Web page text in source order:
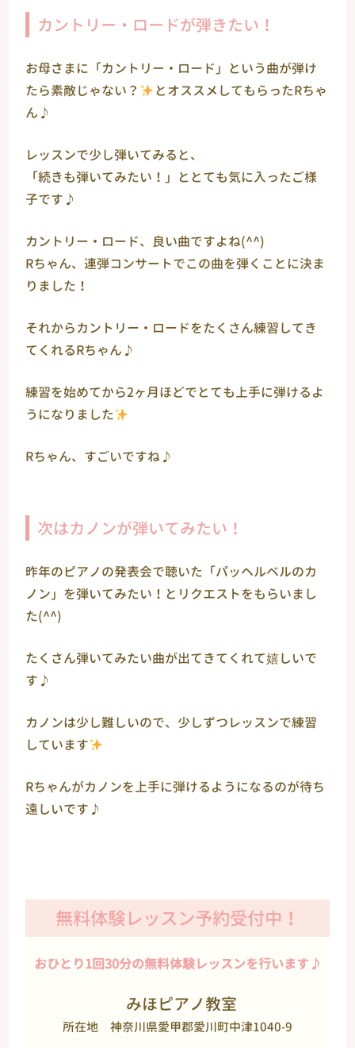
カントリー・ロードが弾きたい！
お母さまに「カントリー・ロード」という曲が弾け
たら素敵じゃない？
とオススメしてもらったRちゃ
ん♪
レッスンで少し弾いてみると、
「続きも弾いてみたい！」ととても気に入ったご様
子です♪
カントリー・ロード、良い曲ですよね(^^)
Rちゃん、連弾コンサートでこの曲を弾くことに決ま
りました！
それからカントリー・ロードをたくさん練習してき
てくれるRちゃん♪
練習を始めてから2ヶ月ほどでとても上手に弾けるよ
うになりました
Rちゃん、すごいですね♪
次はカノンが弾いてみたい！
昨年のピアノの発表会で聴いた「パッヘルベルのカ
ノン」を弾いてみたい！とリクエストをもらいまし
た(^^)
たくさん弾いてみたい曲が出てきてくれて嬉しいで
す♪
カノンは少し難しいので、少しずつレッスンで練習
しています
Rちゃんがカノンを上手に弾けるようになるのが待ち
遠しいです♪
無料体験レッスン予約受付中！
おひとり1回30分の無料体験レッスンを行います♪
みほピアノ教室
所在地 神奈川県愛甲郡愛川町中津1040-9